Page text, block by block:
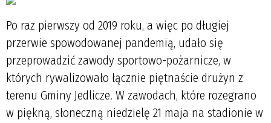
Po raz pierwszy od 2019 roku, a więc po długiej
przerwie spowodowanej pandemią, udało się
przeprowadzić zawody sportowo-pożarnicze, w
których rywalizowało łącznie piętnaście drużyn z
terenu Gminy Jedlicze. W zawodach, które rozegrano
w piękną, słoneczną niedzielę 21 maja na stadionie w